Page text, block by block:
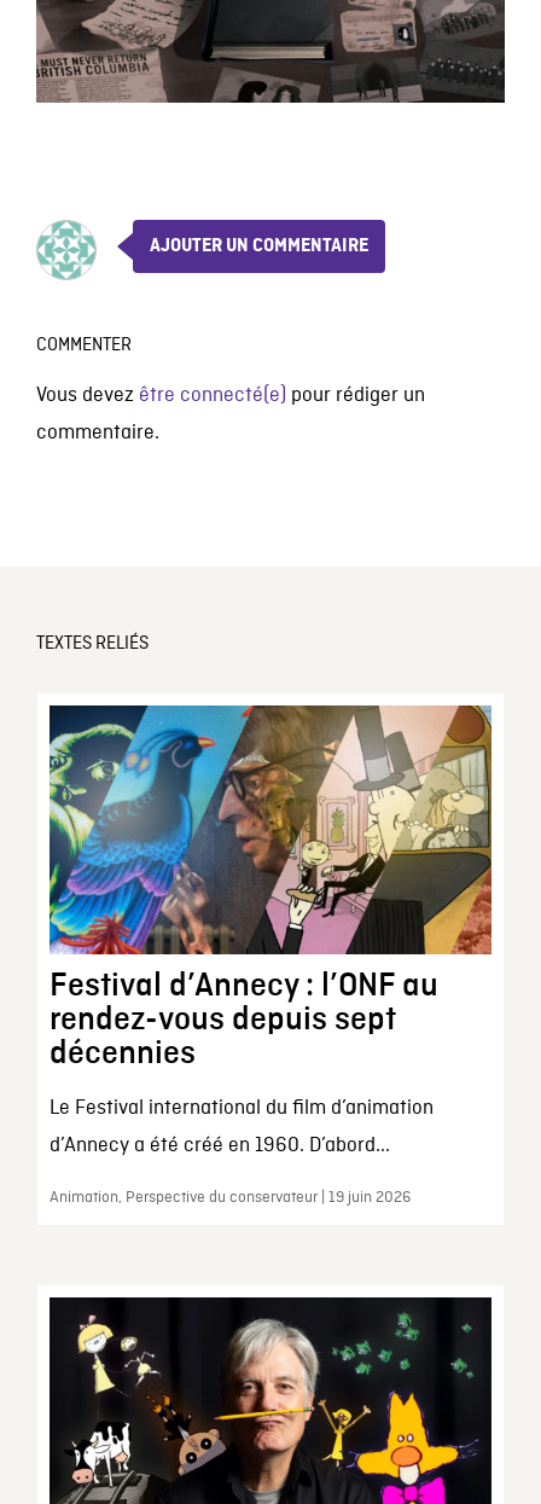
AJOUTER UN COMMENTAIRE
COMMENTER
Vous devez être connecté(e) pour rédiger un
commentaire.
TEXTES RELIÉS
Festival d’Annecy : l’ONF au
rendez-vous depuis sept
décennies
Le Festival international du film d’animation
d’Annecy a été créé en 1960. D’abord...
Animation, Perspective du conservateur | 19 juin 2026